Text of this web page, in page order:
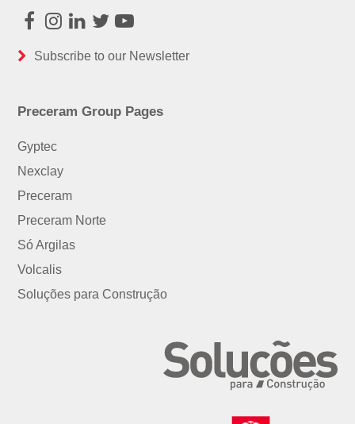
Facebook
Instagram
LinkedIn
TwitterYoutube
Subscribe to our Newsletter
Preceram Group Pages
Gyptec
Nexclay
Preceram
Preceram Norte
Só Argilas
Volcalis
Soluções para Construção